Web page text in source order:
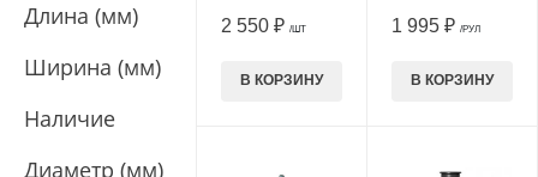
Длина (мм)
Ширина (мм)
Наличие
Диаметр (мм)
2 550 ₽ /ШТ
В КОРЗИНУ
1 995 ₽ /РУЛ
В КОРЗИНУ